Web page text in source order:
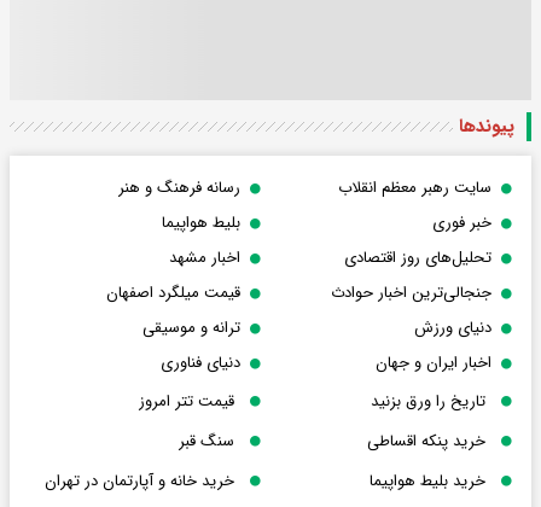
پیوندها
سایت رهبر معظم انقلاب
رسانه فرهنگ و هنر
خبر فوری
بلیط هواپیما
تحلیل‌های روز اقتصادی
اخبار مشهد
جنجالی‌ترین اخبار حوادث
قیمت میلگرد اصفهان
دنیای ورزش
ترانه و موسیقی
اخبار ایران و جهان
دنیای فناوری
تاریخ را ورق بزنید
قیمت تتر امروز
خرید پنکه اقساطی
سنگ قبر
خرید بلیط هواپیما
خرید خانه و آپارتمان در تهران